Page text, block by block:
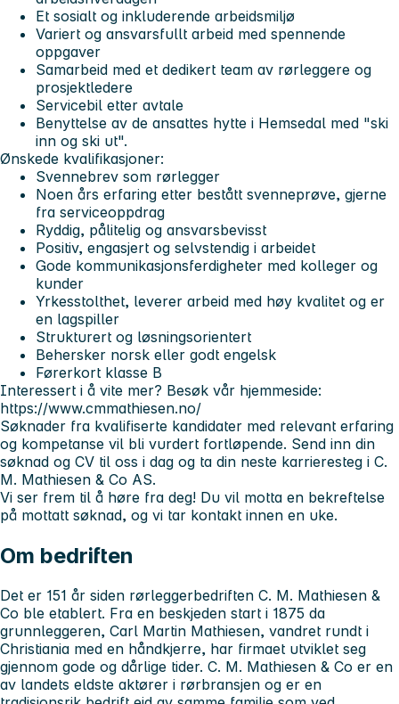
Et sosialt og inkluderende arbeidsmiljø
Variert og ansvarsfullt arbeid med spennende
oppgaver
Samarbeid med et dedikert team av rørleggere og
prosjektledere
Servicebil etter avtale
Benyttelse av de ansattes hytte i Hemsedal med "ski
inn og ski ut".
Ønskede kvalifikasjoner:
Svennebrev som rørlegger
Noen års erfaring etter bestått svenneprøve, gjerne
fra serviceoppdrag
Ryddig, pålitelig og ansvarsbevisst
Positiv, engasjert og selvstendig i arbeidet
Gode kommunikasjonsferdigheter med kolleger og
kunder
Yrkesstolthet, leverer arbeid med høy kvalitet og er
en lagspiller
Strukturert og løsningsorientert
Behersker norsk eller godt engelsk
Førerkort klasse B
Interessert i å vite mer? Besøk vår hjemmeside:
https://www.cmmathiesen.no/
Søknader fra kvalifiserte kandidater med relevant erfaring
og kompetanse vil bli vurdert fortløpende. Send inn din
søknad og CV til oss i dag og ta din neste karrieresteg i C.
M. Mathiesen & Co AS.
Vi ser frem til å høre fra deg! Du vil motta en bekreftelse
på mottatt søknad, og vi tar kontakt innen en uke.
Om bedriften
Det er 151 år siden rørleggerbedriften C. M. Mathiesen &
Co ble etablert. Fra en beskjeden start i 1875 da
grunnleggeren, Carl Martin Mathiesen, vandret rundt i
Christiania med en håndkjerre, har firmaet utviklet seg
gjennom gode og dårlige tider. C. M. Mathiesen & Co er en
av landets eldste aktører i rørbransjen og er en